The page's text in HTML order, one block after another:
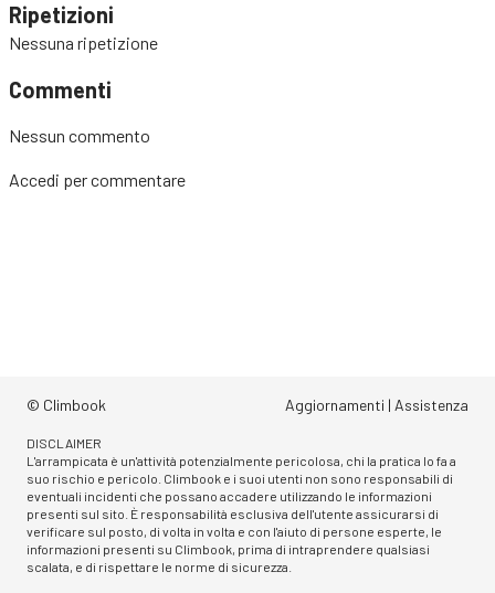
Ripetizioni
Nessuna ripetizione
Commenti
Nessun commento
Accedi per commentare
© Climbook Aggiornamenti | Assistenza
DISCLAIMER
L'arrampicata è un'attività potenzialmente pericolosa, chi la pratica lo fa a
suo rischio e pericolo. Climbook e i suoi utenti non sono responsabili di
eventuali incidenti che possano accadere utilizzando le informazioni
presenti sul sito. È responsabilità esclusiva dell'utente assicurarsi di
verificare sul posto, di volta in volta e con l'aiuto di persone esperte, le
informazioni presenti su Climbook, prima di intraprendere qualsiasi
scalata, e di rispettare le norme di sicurezza.